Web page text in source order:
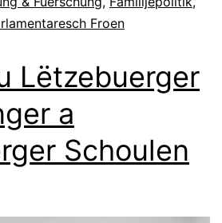
Froen
Lëtzebuerger
a
Schoulen